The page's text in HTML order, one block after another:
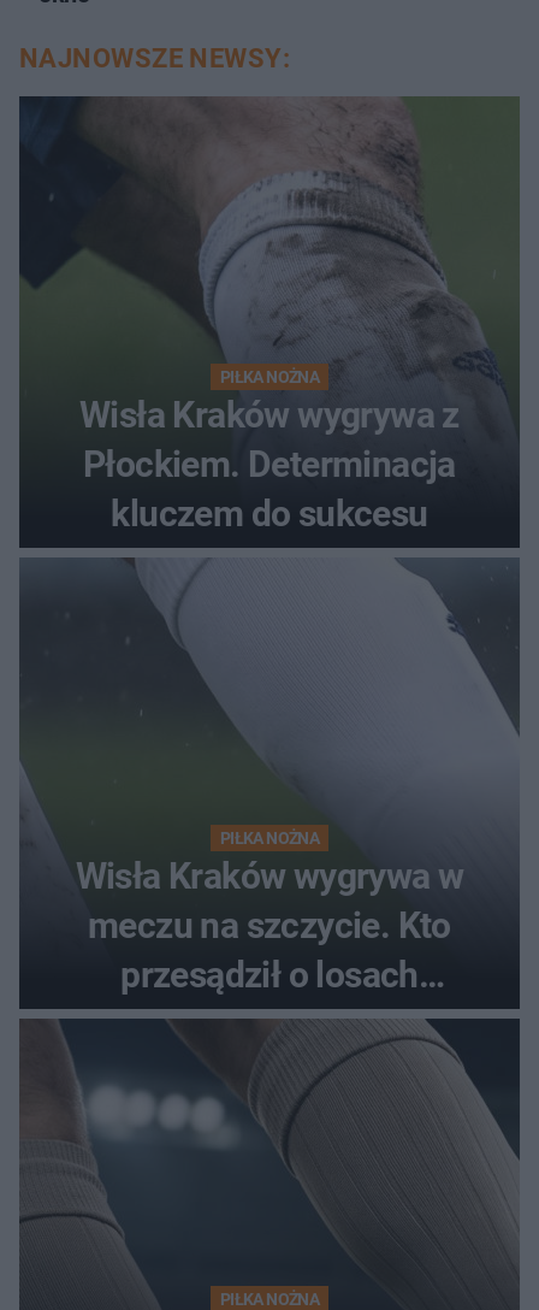
NAJNOWSZE NEWSY:
PIŁKA NOŻNA
Wisła Kraków wygrywa z
Płockiem. Determinacja
kluczem do sukcesu
PIŁKA NOŻNA
Wisła Kraków wygrywa w
meczu na szczycie. Kto
przesądził o losach
spotkania?
PIŁKA NOŻNA